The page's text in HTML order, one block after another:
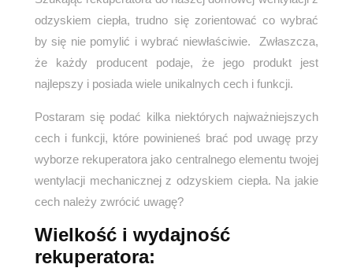
odzyskiem ciepła, trudno się zorientować co wybrać
by się nie pomylić i wybrać niewłaściwie. Zwłaszcza,
że każdy producent podaje, że jego produkt jest
najlepszy i posiada wiele unikalnych cech i funkcji.
Postaram się podać kilka niektórych najważniejszych
cech i funkcji, które powinieneś brać pod uwagę przy
wyborze rekuperatora jako centralnego elementu twojej
wentylacji mechanicznej z odzyskiem ciepła. Na jakie
cech należy zwrócić uwagę?
Wielkość i wydajność
rekuperatora: